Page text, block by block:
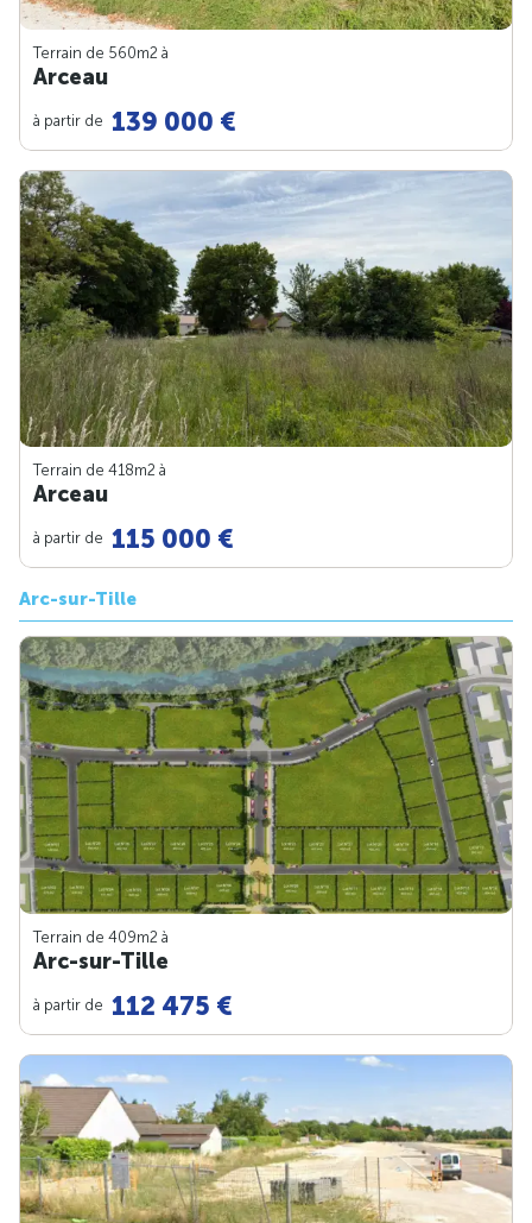
Terrain de 560m2 à
Arceau
à partir de 139 000 €
Terrain de 418m2 à
Arceau
à partir de 115 000 €
Arc-sur-Tille
Terrain de 409m2 à
Arc-sur-Tille
à partir de 112 475 €